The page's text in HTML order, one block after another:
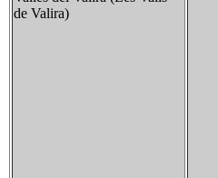
de Valira)